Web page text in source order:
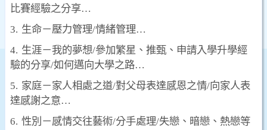
比賽經驗之分享…
3. 生命－壓力管理/情緒管理…
4. 生涯－我的夢想/參加繁星、推甄、申請入學升學經
驗的分享/如何邁向大學之路…
5. 家庭－家人相處之道/對父母表達感恩之情/向家人表
達感謝之意…
6. 性別－感情交往藝術/分手處理/失戀、暗戀、熱戀等